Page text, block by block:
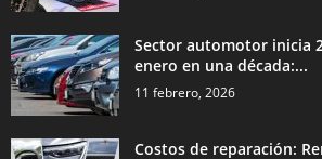
Sector automotor inicia
enero en una década:...
11 febrero, 2026
Costos de reparación: